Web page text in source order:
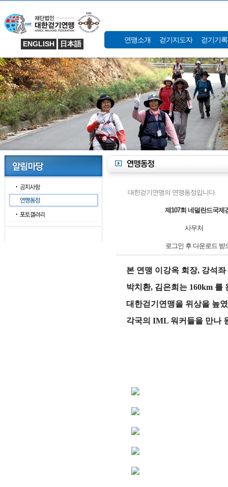
ENGLISH 日本語 연맹소개 걷기지도자 걷기기
대한걷기연맹의 연맹동정입니다.
제107회 네덜란드국제
사무처
로그인 후 다운로드 받
본 연맹 이강옥 회장, 강석
박치환, 김은희는 160km 를
대한걷기연맹을 위상을 높
각국의 IML 워커들을 만나